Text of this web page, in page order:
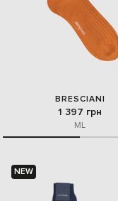
BRESCIANI
1 397 грн
ML
NEW